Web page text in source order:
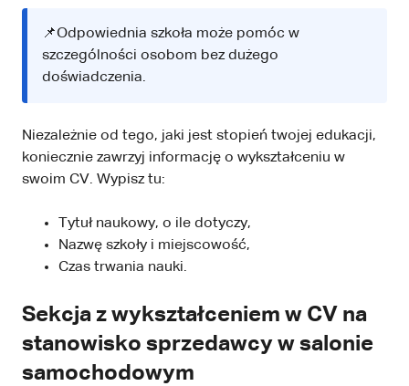
📌Odpowiednia szkoła może pomóc w
szczególności osobom bez dużego
doświadczenia.
Niezależnie od tego, jaki jest stopień twojej edukacji,
koniecznie zawrzyj informację o wykształceniu w
swoim CV. Wypisz tu:
Tytuł naukowy, o ile dotyczy,
Nazwę szkoły i miejscowość,
Czas trwania nauki.
Sekcja z wykształceniem w CV na
stanowisko sprzedawcy w salonie
samochodowym